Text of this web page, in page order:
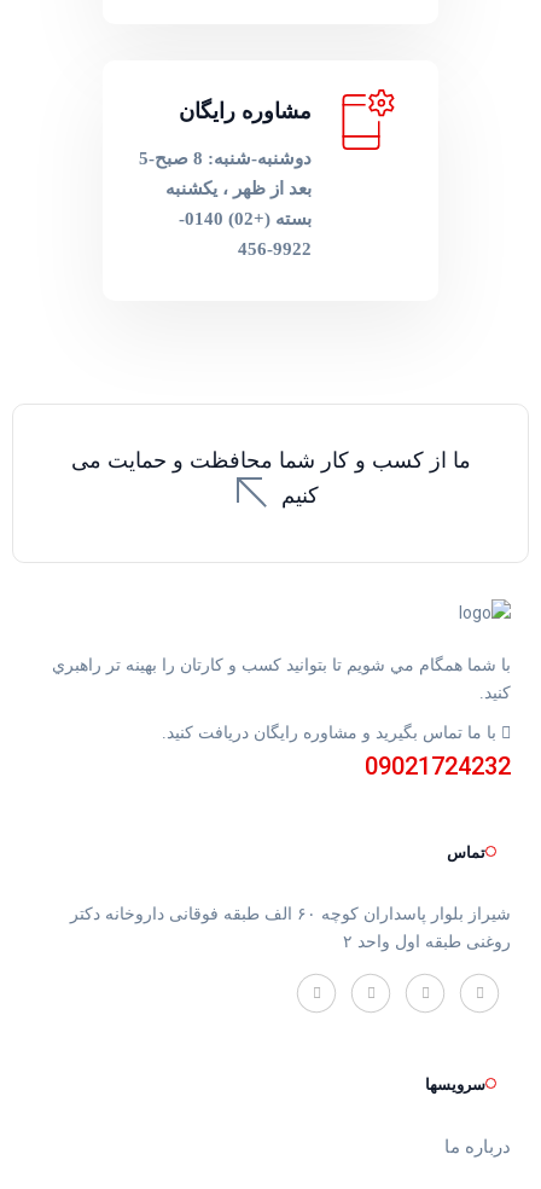
مشاوره رایگان
دوشنبه-شنبه: 8 صبح-5
بعد از ظهر ، یکشنبه
بسته (+02) 0140-
9922-456
ما از کسب و کار شما محافظت و حمایت می
کنیم
با شما همگام مي شويم تا بتوانيد كسب و كارتان را بهينه تر راهبري
كنيد.
با ما تماس بگيريد و مشاوره رايگان دريافت كنيد.
09021724232
تماس
شیراز بلوار پاسداران کوچه ۶۰ الف طبقه فوقانی داروخانه دکتر
روغنی طبقه اول واحد ۲
سرویسها
درباره ما